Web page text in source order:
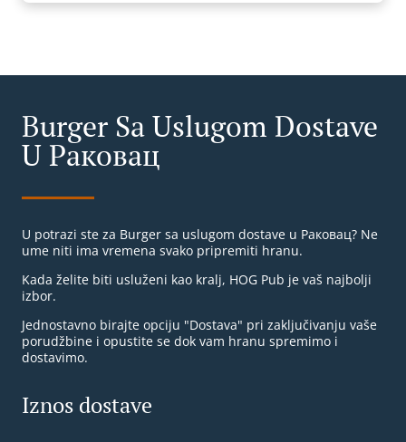
Burger Sa Uslugom Dostave
U Раковац
U potrazi ste za Burger sa uslugom dostave u Раковац? Ne
ume niti ima vremena svako pripremiti hranu.
Kada želite biti usluženi kao kralj, HOG Pub je vaš najbolji
izbor.
Jednostavno birajte opciju "Dostava" pri zaključivanju vaše
porudžbine i opustite se dok vam hranu spremimo i
dostavimo.
Iznos dostave